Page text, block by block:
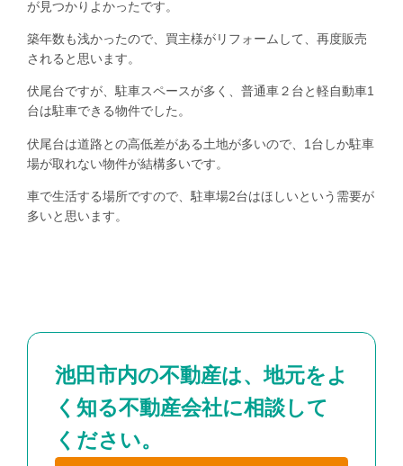
が見つかりよかったです。
築年数も浅かったので、買主様がリフォームして、再度販売
されると思います。
伏尾台ですが、駐車スペースが多く、普通車２台と軽自動車1
台は駐車できる物件でした。
伏尾台は道路との高低差がある土地が多いので、1台しか駐車
場が取れない物件が結構多いです。
車で生活する場所ですので、駐車場2台はほしいという需要が
多いと思います。
池田市内の不動産は、地元をよ
く知る不動産会社に相談して
ください。